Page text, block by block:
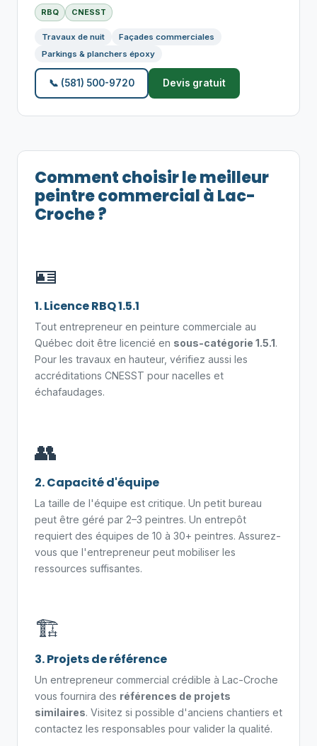
RBQ CNESST
Travaux de nuit
Façades commerciales
Parkings & planchers époxy
📞 (581) 500-9720 Devis gratuit
Comment choisir le meilleur
peintre commercial à Lac-
Croche ?
🪪
1. Licence RBQ 1.5.1
Tout entrepreneur en peinture commerciale au
Québec doit être licencié en sous-catégorie 1.5.1.
Pour les travaux en hauteur, vérifiez aussi les
accréditations CNESST pour nacelles et
échafaudages.
👥
2. Capacité d'équipe
La taille de l'équipe est critique. Un petit bureau
peut être géré par 2–3 peintres. Un entrepôt
requiert des équipes de 10 à 30+ peintres. Assurez-
vous que l'entrepreneur peut mobiliser les
ressources suffisantes.
🏗️
3. Projets de référence
Un entrepreneur commercial crédible à Lac-Croche
vous fournira des références de projets
similaires. Visitez si possible d'anciens chantiers et
contactez les responsables pour valider la qualité.